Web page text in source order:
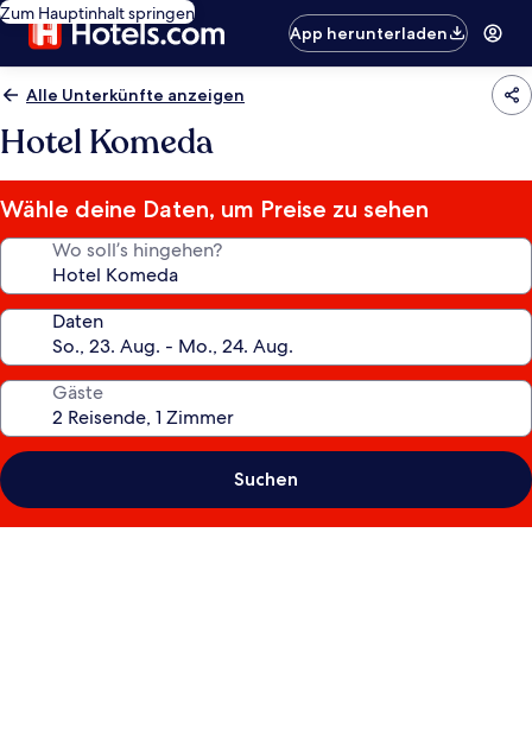
Zum Hauptinhalt springen
App herunterladen
Alle Unterkünfte anzeigen
Hotel Komeda
Wähle deine Daten, um Preise zu sehen
Wo soll’s hingehen?
Daten
Gäste
Suchen